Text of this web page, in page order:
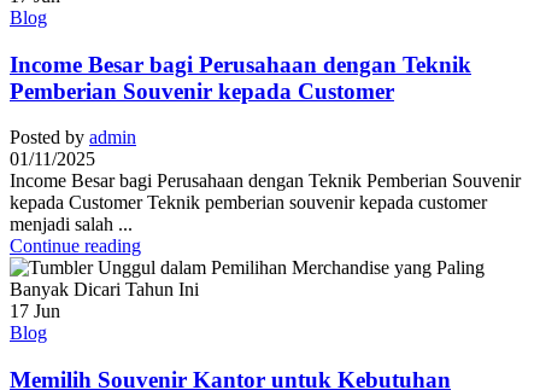
Blog
Income Besar bagi Perusahaan dengan Teknik
Pemberian Souvenir kepada Customer
Posted by admin
01/11/2025
Income Besar bagi Perusahaan dengan Teknik Pemberian Souvenir
kepada Customer Teknik pemberian souvenir kepada customer
menjadi salah ...
Continue reading
17 Jun
Blog
Memilih Souvenir Kantor untuk Kebutuhan